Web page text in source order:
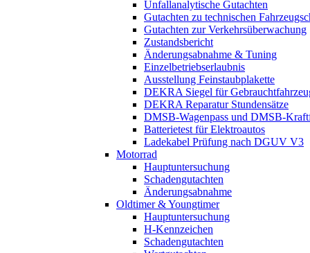
Unfallanalytische Gutachten
Gutachten zu technischen
Gutachten zur Verkehrsüberwachung
Zustandsbericht
Änderungsabnahme & Tuning
Einzelbetriebserlaubnis
Ausstellung Feinstaubplakette
DEKRA Siegel für
DEKRA Reparatur Stundensätze
DMSB-Wagenpass und DMSB-
Batterietest für Elektroautos
Ladekabel Prüfung nach DGUV V3
Motorrad
Hauptuntersuchung
Schadengutachten
Änderungsabnahme
Oldtimer & Youngtimer
Hauptuntersuchung
H-Kennzeichen
Schadengutachten